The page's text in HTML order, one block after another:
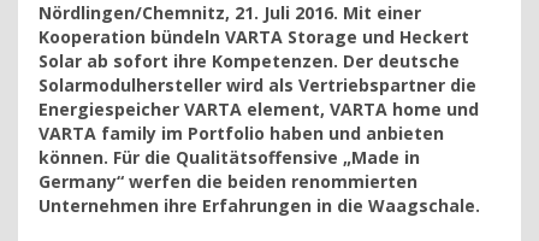
Nördlingen/Chemnitz, 21. Juli 2016. Mit einer
Kooperation bündeln VARTA Storage und Heckert
Solar ab sofort ihre Kompetenzen. Der deutsche
Solarmodulhersteller wird als Vertriebspartner die
Energiespeicher VARTA element, VARTA home und
VARTA family im Portfolio haben und anbieten
können. Für die Qualitätsoffensive „Made in
Germany“ werfen die beiden renommierten
Unternehmen ihre Erfahrungen in die Waagschale.